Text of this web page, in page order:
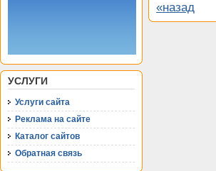
УСЛУГИ
Услуги сайта
Реклама на сайте
Каталог сайтов
Обратная связь
«назад